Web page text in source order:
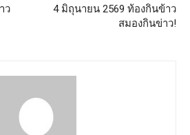
ว
4 มิถุนายน 2569 ท้องกินข้าว
สมองกินข่าว!